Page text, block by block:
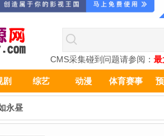
CMS采集碰到问题请参阅： 最
剧 综艺 动漫 体育赛事
永昼